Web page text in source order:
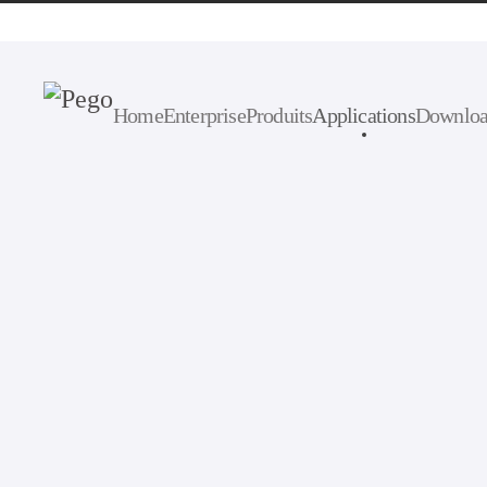
HomeEnterpriseProduitsApplications